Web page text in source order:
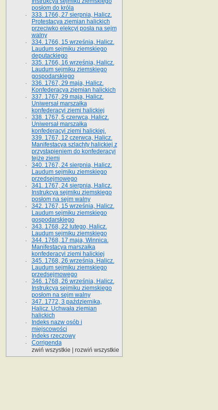
posłom do króla
333. 1766, 27 sierpnia, Halicz.
Protestacya ziemian halickich
przeciwko elekcyi posła na sejm
walny
334. 1766, 15 września, Halicz.
Laudum sejmiku ziemskiego
deputackiego
335. 1766, 16 września, Halicz.
Laudum sejmiku ziemskiego
gospodarskiego
336. 1767, 29 maja, Halicz.
Konfederacya ziemian halickich
337. 1767, 29 maja, Halicz.
Uniwersał marszałka
konfederacyi ziemi halickiej
338. 1767, 5 czerwca, Halicz.
Uniwersał marszałka
konfederacyi ziemi halickiej.
339. 1767, 12 czerwca, Halicz.
Manifestacya szlachty halickiej z
przystąpieniem do konfederacyi
tejże ziemi
340. 1767, 24 sierpnia, Halicz.
Laudum sejmiku ziemskiego
przedsejmowego
341. 1767, 24 sierpnia, Halicz.
Instrukcya sejmiku ziemskiego
posłom na sejm walny
342. 1767, 15 września, Halicz.
Laudum sejmiku ziemskiego
gospodarskiego
343. 1768, 22 lutego, Halicz.
Laudum sejmiku ziemskiego
344. 1768, 17 maja, Winnica.
Manifestacya marszałka
konfederacyi ziemi halickiej
345. 1768, 26 września, Halicz.
Laudum sejmiku ziemskiego
przedsejmowego
346. 1768, 26 września, Halicz.
Instrukcya sejmiku ziemskiego
posłom na sejm walny
347. 1772, 3 października,
Halicz. Uchwała ziemian
halickich
Indeks nazw osób i
miejscowości
Indeks rzeczowy
Corrigenda
zwiń wszystkie
rozwiń wszystkie